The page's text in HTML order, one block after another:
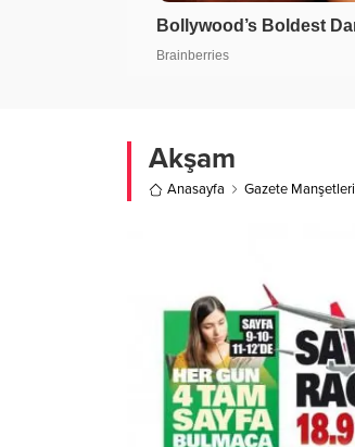
Akşam
Anasayfa Gazete Manşetleri